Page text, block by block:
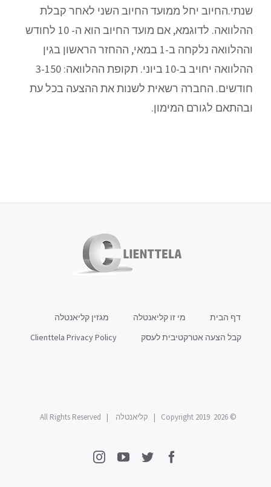
שנתי.החיוב יחל ממועד החיוב השני לאחר קבלת
ההלוואה. לדוגמא, אם מועד החיוב הוא ה- 10 לחודש
וההלוואה נלקחה ב-1 במאי, ההחזר הראשון בגין
ההלוואה יחויב ב-10 ביוני. תקופת ההלוואה: 3-150
חודשים. החברה רשאית לשנות את ההצעה בכל עת
ובהתאם לגורם המימון.
דף הבית מי זו קליאנטלה
מגזין קליאנטלה
קבל הצעה אטרקטיבית לעסק
Clienttela Privacy Policy
© Copyright 2019 2026 | קליאנטלה | All Rights Reserved
Facebook
Twitter
YouTube
Instagram